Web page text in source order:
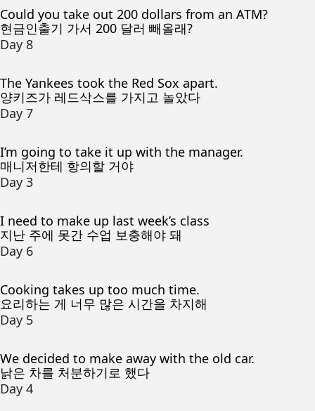
Could you take out 200 dollars from an ATM?
현금인출기 가서 200 달러 빼올래?
Day 8
The Yankees took the Red Sox apart.
양키즈가 레드삭스를 가지고 놀았다
Day 7
I’m going to take it up with the manager.
매니저한테 항의할 거야
Day 3
I need to make up last week’s class
지난 주에 못간 수업 보충해야 돼
Day 6
Cooking takes up too much time.
요리하는 게 너무 많은 시간을 차지해
Day 5
We decided to make away with the old car.
낡은 차를 처분하기로 했다
Day 4